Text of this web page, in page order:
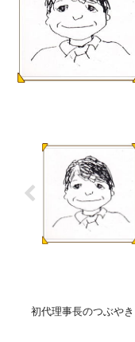
初代理事長のつぶや